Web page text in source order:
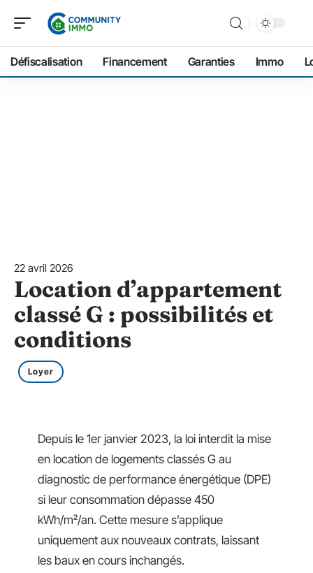
Défiscalisation Financement Garanties Immo
22 avril 2026
Location d’appartement
classé G : possibilités et
conditions
Loyer
Depuis le 1er janvier 2023, la loi interdit la mise
en location de logements classés G au
diagnostic de performance énergétique (DPE)
si leur consommation dépasse 450
kWh/m²/an. Cette mesure s’applique
uniquement aux nouveaux contrats, laissant
les baux en cours inchangés.